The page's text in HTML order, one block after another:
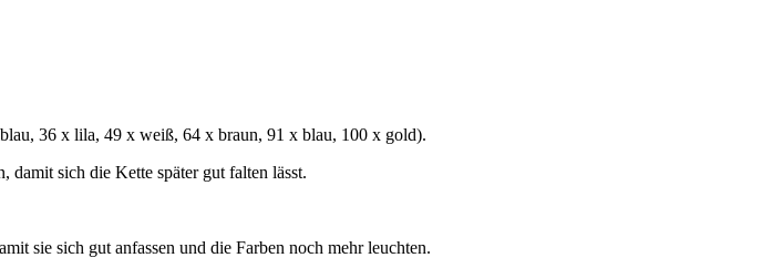
36 x lila, 49 x weiß, 64 x braun, 91 x blau, 100 x gold).
damit sich die Kette später gut falten lässt.
sie sich gut anfassen und die Farben noch mehr leuchten.